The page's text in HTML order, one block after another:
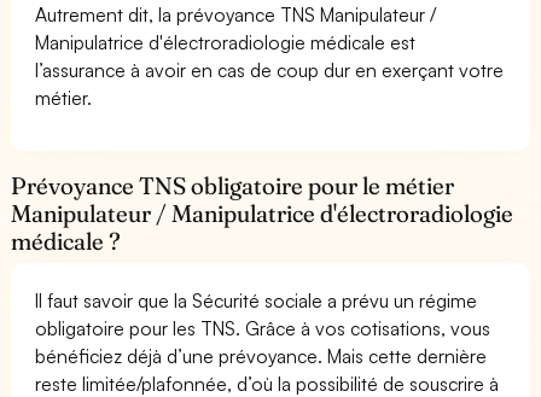
Autrement dit, la prévoyance TNS Manipulateur /
Manipulatrice d'électroradiologie médicale est
l’assurance à avoir en cas de coup dur en exerçant votre
métier.
Prévoyance TNS obligatoire pour le métier
Manipulateur / Manipulatrice d'électroradiologie
médicale ?
Il faut savoir que la Sécurité sociale a prévu un régime
obligatoire pour les TNS. Grâce à vos cotisations, vous
bénéficiez déjà d’une prévoyance. Mais cette dernière
reste limitée/plafonnée, d’où la possibilité de souscrire à